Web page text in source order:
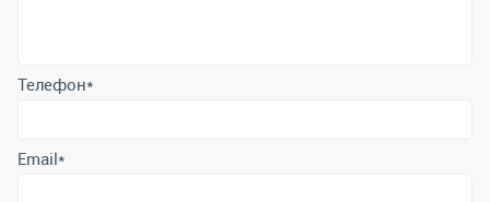
Отправляя форму вы подтверждаете согласие с